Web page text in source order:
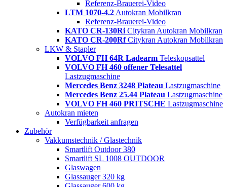
Referenz-Brauerei-Video
LTM 1070-4.2 Autokran Mobilkran
Referenz-Brauerei-Video
KATO CR-130Ri Citykran Autokran Mobilkran
KATO CR-200RfCitykran Autokran Mobilkran
LKW & Stapler
VOLVO FH 64R Ladearm Teleskopsattel
VOLVO FH 460 offener Telesattel
Lastzugmaschine
Mercedes Benz 3248 Plateau Lastzugmaschine
Mercedes Benz 25.44 Plateau Lastzugmaschine
VOLVO FH 460 PRITSCHE Lastzugmaschine
Autokran mieten
Verfügbarkeit anfragen
Zubehör
Vakkumstechnik / Glastechnik
Smartlift Outdoor 380
Smartlift SL 1008 OUTDOOR
Glaswagen
Glassauger 320 kg